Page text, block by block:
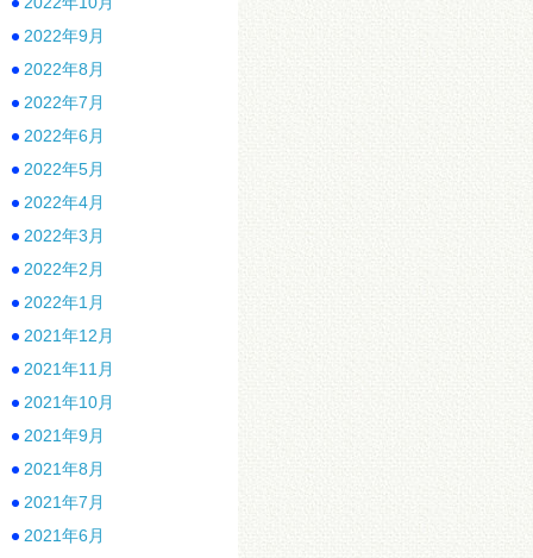
2022年9月
2022年8月
2022年7月
2022年6月
2022年5月
2022年4月
2022年3月
2022年2月
2022年1月
2021年12月
2021年11月
2021年10月
2021年9月
2021年8月
2021年7月
2021年6月